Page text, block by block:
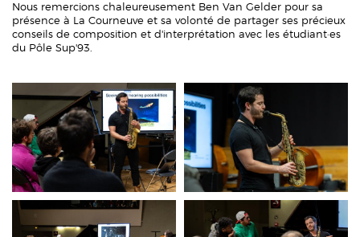
Nous remercions chaleureusement Ben Van Gelder pour sa
présence à La Courneuve et sa volonté de partager ses précieux
conseils de composition et d'interprétation avec les étudiant·es
du Pôle Sup'93.